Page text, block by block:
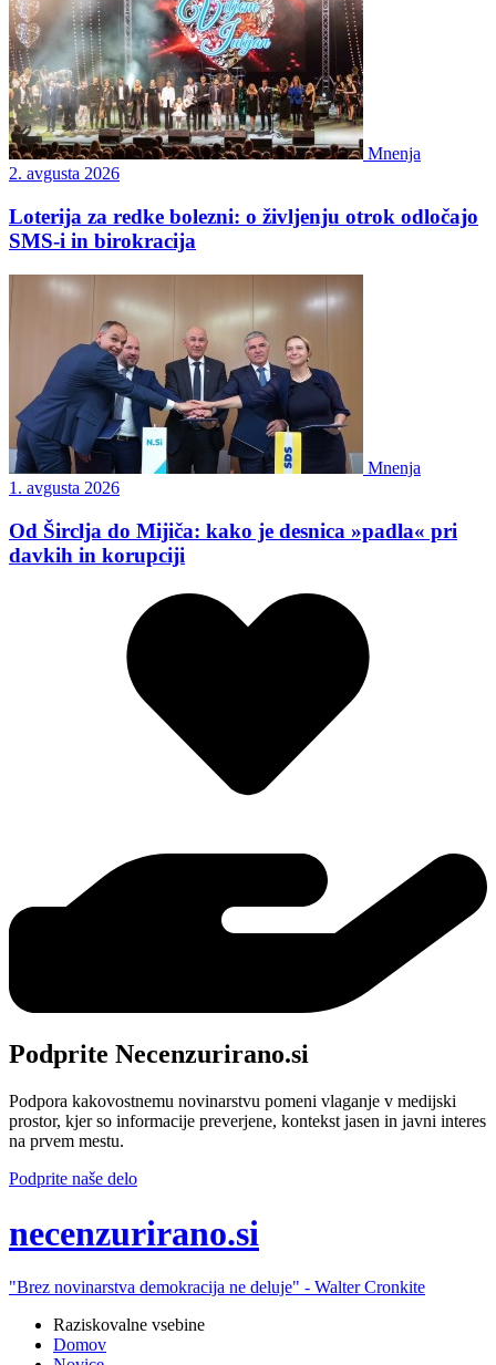
Mnenja
2. avgusta 2026
Loterija za redke bolezni: o življenju otrok odločajo
SMS-i in birokracija
Mnenja
1. avgusta 2026
Od Širclja do Mijiča: kako je desnica »padla« pri
davkih in korupciji
Podprite Necenzurirano.si
Podpora kakovostnemu novinarstvu pomeni vlaganje v medijski
prostor, kjer so informacije preverjene, kontekst jasen in javni interes
na prvem mestu.
Podprite naše delo
necenzurirano.si
"Brez novinarstva demokracija ne deluje" - Walter Cronkite
Raziskovalne vsebine
Domov